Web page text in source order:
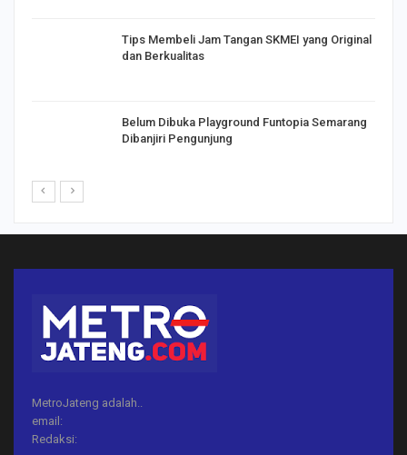
Tips Membeli Jam Tangan SKMEI yang Original
dan Berkualitas
Belum Dibuka Playground Funtopia Semarang
Dibanjiri Pengunjung
MetroJateng adalah..
email:
Redaksi: